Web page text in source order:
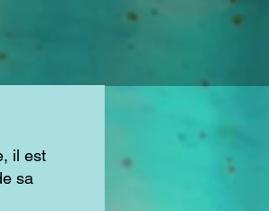
il est
sa